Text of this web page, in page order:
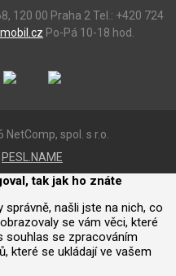
120 00 Praha 2 Tel.: +420 724
Po-Pá 10-18 hod.
spol. s r.o.
PESL.NAME
tak jak ho znáte
našli jste na nich, co
se vám věci, které
souhlas se zpracováním
které se ukládají ve vašem